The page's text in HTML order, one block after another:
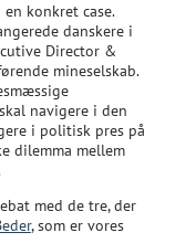
konkret case.
danskere i
Director &
mineselskab.
navigere i den
i politisk pres på
dilemma mellem
med de tre, der
, som er vores